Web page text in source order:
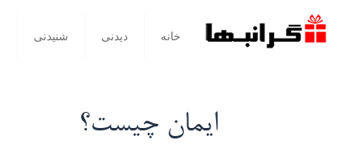
خانه دیدنی شنیدنی
ایمان چیست؟